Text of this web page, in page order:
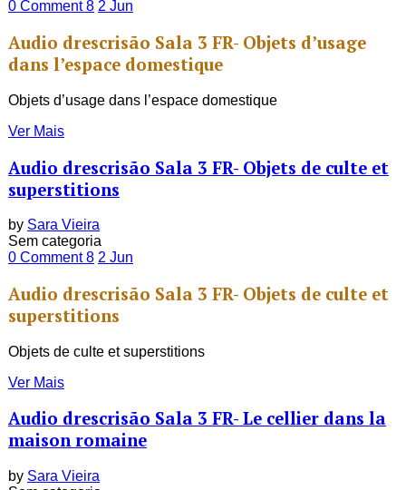
0 Comment8 2 Jun
Audio drescrisão Sala 3 FR- Objets d’usage
dans l’espace domestique
Objets d’usage dans l’espace domestique
Ver Mais
Audio drescrisão Sala 3 FR- Objets de culte et
superstitions
by Sara Vieira
Sem categoria
0 Comment8 2 Jun
Audio drescrisão Sala 3 FR- Objets de culte et
superstitions
Objets de culte et superstitions
Ver Mais
Audio drescrisão Sala 3 FR- Le cellier dans la
maison romaine
by Sara Vieira